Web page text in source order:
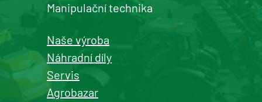
Manipulační technika
Naše výroba
Náhradní díly
Servis
Agrobazar